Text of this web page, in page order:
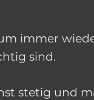
immer
sind.
stetig und